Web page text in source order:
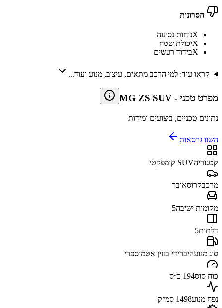
חסרונות
Xנוחות נסיעה
Xיכולת שטח
Xבידוד רעשים
קראו עוד: למי הרכב מתאים, עיצוב, מנוע ועוד...
מפרט טכני -
MG ZS SUV
נתונים טכניים, ביצועים ומידות
השוו גרסאות
קטגוריהSUV קומפקטי
מרכבקרוסאובר
מקומות ישיבה5
דלתות5
סוג מנועהיברידי בנזין אטמוספרי
כוח סוס194 כ״ס
נפח מנוע1498 סמ״ק